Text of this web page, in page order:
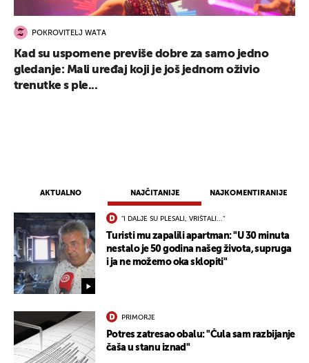
AKTUALNO NAJČITANIJE NAJKOMENTIRANIJE
"I DALJE SU PLESALI, VRIŠTALI..."
Turisti mu zapalili apartman: "U 30 minuta
nestalo je 50 godina našeg života, supruga
i ja ne možemo oka sklopiti"
PRIMORJE
Potres zatresao obalu: "Čula sam razbijanje
čaša u stanu iznad"
POKROVITELJ WATA
Kad su uspomene previše dobre za samo jedno
gledanje: Mali uređaj koji je još jednom oživio
trenutke s ple...
UKLJUČITE NOTIFIKACIJE